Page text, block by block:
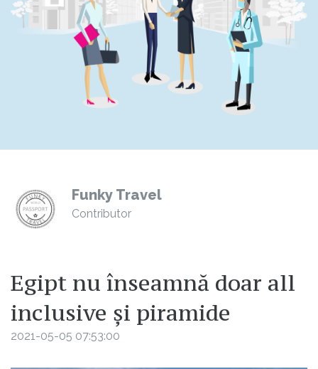
Funky Travel
Contributor
Egipt nu înseamnă doar all
inclusive și piramide
2021-05-05 07:53:00